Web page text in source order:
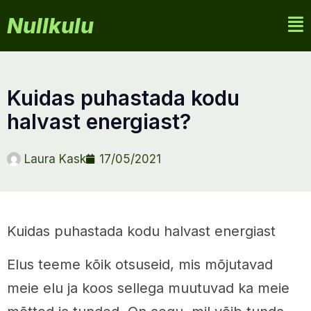
Nullkulu
kuidas puhastada kodu
halvast energiast?
Laura Kask 17/05/2021
Kuidas puhastada kodu halvast energiast
Elus teeme kõik otsuseid, mis mõjutavad
meie elu ja koos sellega muutuvad ka meie